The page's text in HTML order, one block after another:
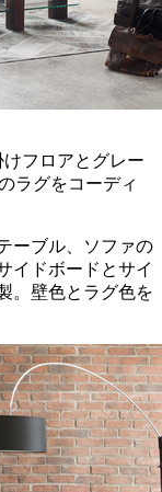
フロアとグレー
ラグをコーディ
ーブル、ソファの
イドボードとサイ
。壁色とラグ色を